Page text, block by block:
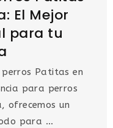
El Mejor
para tu
perros Patitas en
para perros
ofrecemos un
para ...